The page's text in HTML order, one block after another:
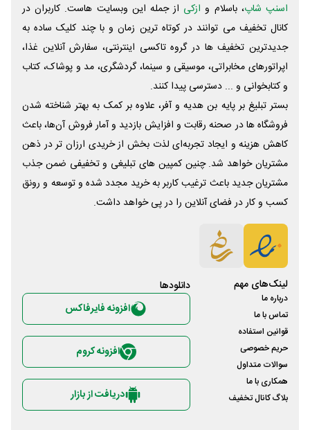
اسنپ شاپ، باسلام و ازکی از جمله این وبسایت ‌هاست. کاربران در
کانال تخفیف می توانند در کوتاه ترین زمان و با چند کلیک ساده به
جدیدترین تخفیف ها در گروه تاکسی اینترنتی، سفارش آنلاین غذا،
اپراتورهای مخابراتی، موسیقی و سینما، گردشگری، مد و پوشاک، کتاب
و کتابخوانی و ... دسترسی پیدا کنند.
بستر تبلیغ بر پایه بن هدیه و آفر، علاوه بر کمک به بهتر شناخته شدن
فروشگاه ها در صحنه رقابت و افزایش بازدید و آمار فروش آن‌ها، باعث
کاهش هزینه و ایجاد تجربه‌ای لذت بخش از خریدی ارزان تر در ذهن
مشتریان خواهد شد. چنین کمپین های تبلیغی و تخفیفی ضمن جذب
مشتریان جدید باعث ترغیب کاربر به خرید مجدد شده و توسعه و رونق
کسب و کار در فضای آنلاین را در پی خواهد داشت.
لینک‌های مهم
درباره ما
تماس با ما
قوانین استفاده
حریم خصوصی
سوالات متداول
همکاری با ما
بلاگ کانال تخفیف
دانلود‌ها
افزونه فایرفاکس
افزونه کروم
دریافت از بازار